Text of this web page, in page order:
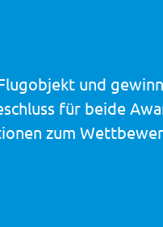
und
für beide
zum